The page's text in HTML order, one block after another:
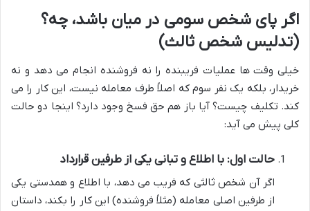
اگر پای شخص سومی در میان باشد، چه؟
(تدلیس شخص ثالث)
خیلی وقت ها عملیات فریبنده را نه فروشنده انجام می دهد و نه
خریدار، بلکه یک نفر سوم که اصلاً طرف معامله نیست، این کار را می
کند. تکلیف چیست؟ آیا باز هم حق فسخ وجود دارد؟ اینجا دو حالت
کلی پیش می آید:
حالت اول: با اطلاع و تبانی یکی از طرفین قرارداد
اگر آن شخص ثالثی که فریب می دهد، با اطلاع و همدستی یکی
از طرفین اصلی معامله (مثلاً فروشنده) این کار را بکند، داستان